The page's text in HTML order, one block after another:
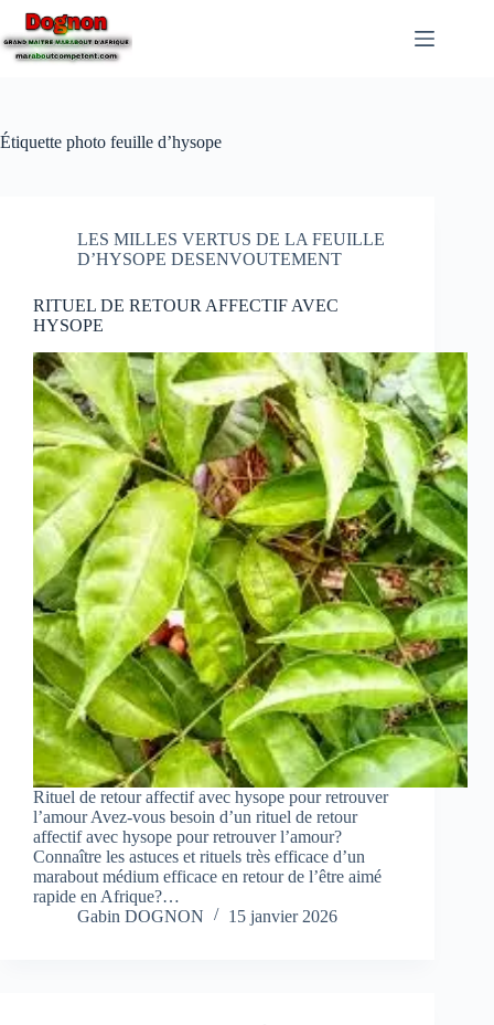
Étiquette photo feuille d’hysope
LES MILLES VERTUS DE LA FEUILLE
D’HYSOPE DESENVOUTEMENT
RITUEL DE RETOUR AFFECTIF AVEC
HYSOPE
Rituel de retour affectif avec hysope pour retrouver
l’amour Avez-vous besoin d’un rituel de retour
affectif avec hysope pour retrouver l’amour?
Connaître les astuces et rituels très efficace d’un
marabout médium efficace en retour de l’être aimé
rapide en Afrique?…
Gabin DOGNON
15 janvier 2026